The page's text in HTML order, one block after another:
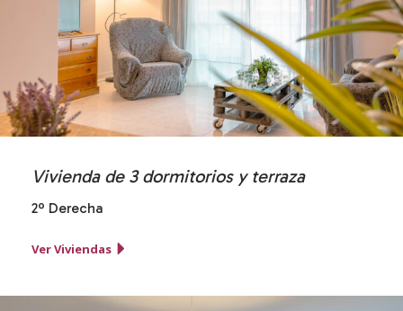
Vivienda de 3 dormitorios y terraza
2º Derecha
Ver Viviendas